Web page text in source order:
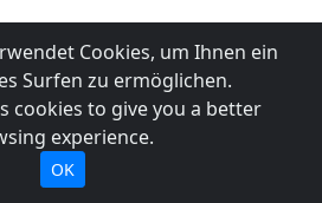
Cookies, um Ihnen ein
Surfen zu ermöglichen.
cookies to give you a better
experience.
OK